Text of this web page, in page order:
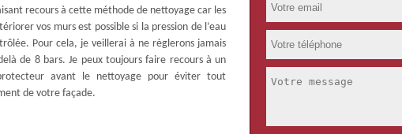
recours à cette méthode de nettoyage car les
vos murs est possible si la pression de l’eau
Pour cela, je veillerai à ne règlerons jamais
de 8 bars. Je peux toujours faire recours à un
avant le nettoyage pour éviter tout
de votre façade.